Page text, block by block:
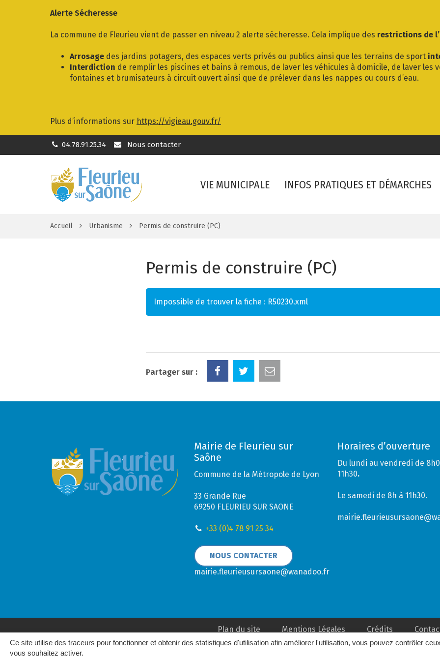
Ce site utilise des traceurs pour fonctionner et obtenir des statistiques d'utilisation afin améliorer l'utilisation, vous pouvez contrôler
vous souhaitez activer.
Alerte Sécheresse
La commune de Fleurieu vient de passer en niveau 2 alerte sécheresse. Cela implique des restrictions de
Arrosage des jardins potagers, des espaces verts privés ou publics ainsi que les terrains de sport
Interdiction de remplir les piscines et bains à remous, de laver les véhicules à domicile, de laver les
fontaines et brumisateurs à circuit ouvert ainsi que de prélever dans les nappes ou cours d’eau.
Plus d’informations sur https://vigieau.gouv.fr/
04.78.91.25.34 Nous contacter
VIE MUNICIPALE INFOS PRATIQUES ET DÉMARCHES
Accueil Urbanisme Permis de construire (PC)
Permis de construire (PC)
Impossible de trouver la fiche : R50230.xml
Partager sur :
Mairie de Fleurieu sur
Saône
Commune de la Métropole de Lyon
33 Grande Rue
69250 FLEURIEU SUR SAONE
+33 (0)4 78 91 25 34
NOUS CONTACTER
mairie.fleurieusursaone@wanadoo.fr
Horaires d’ouverture
Du lundi au vendredi de
11h30.
Le samedi de 8h à 11h30.
Plan du site Mentions Légales Crédits